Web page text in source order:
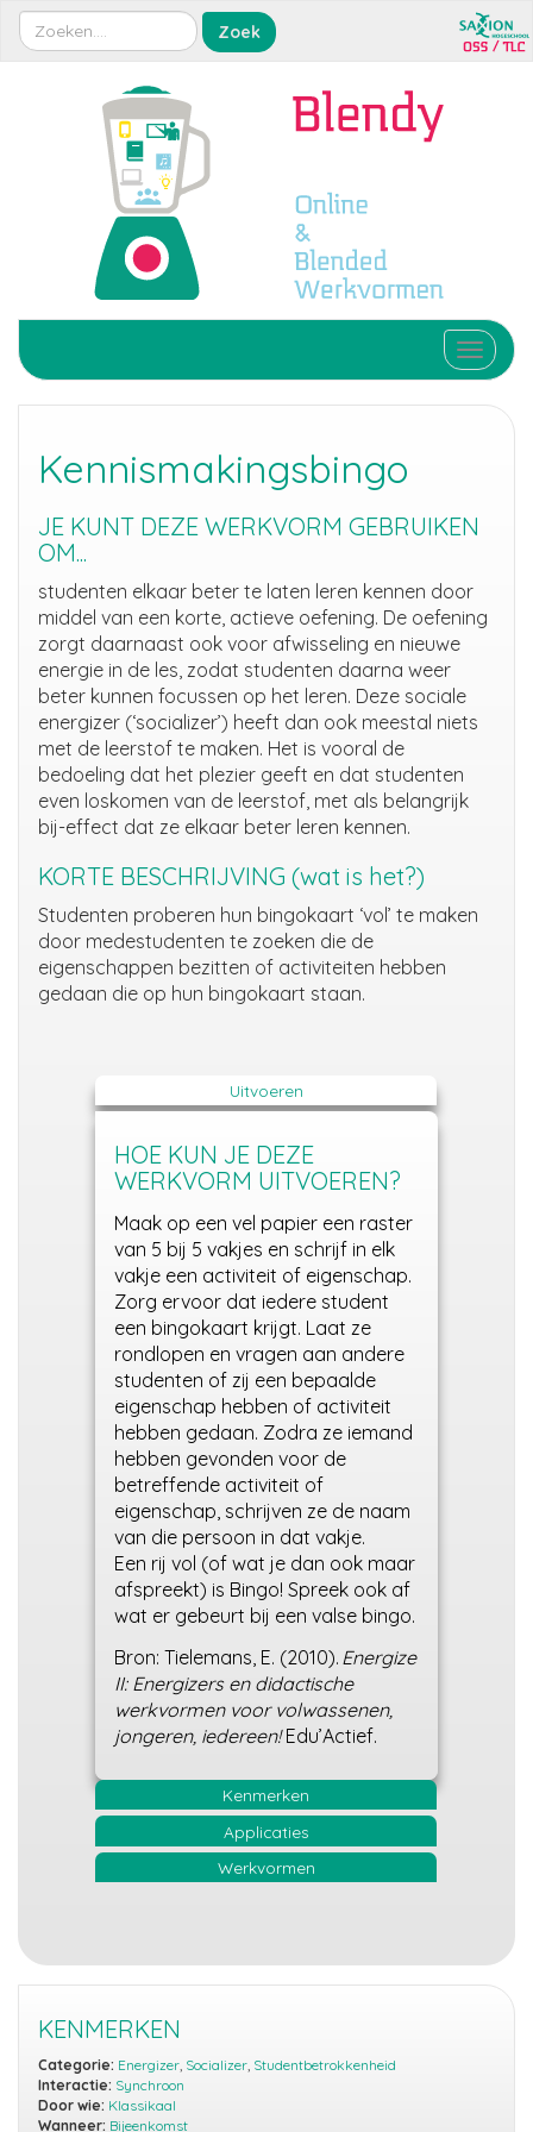
Toggle
Kennismakingsbingo
JE KUNT DEZE WERKVORM GEBRUIKEN
OM...
studenten elkaar beter te laten leren kennen door
middel van een korte, actieve oefening. De oefening
zorgt daarnaast ook voor afwisseling en nieuwe
energie in de les, zodat studenten daarna weer
beter kunnen focussen op het leren. Deze sociale
energizer (‘socializer’) heeft dan ook meestal niets
met de leerstof te maken. Het is vooral de
bedoeling dat het plezier geeft en dat studenten
even loskomen van de leerstof, met als belangrijk
bij-effect dat ze elkaar beter leren kennen.
KORTE BESCHRIJVING (wat is het?)
Studenten proberen hun bingokaart ‘vol’ te maken
door medestudenten te zoeken die de
eigenschappen bezitten of activiteiten hebben
gedaan die op hun bingokaart staan.
Uitvoeren
HOE KUN JE DEZE
WERKVORM UITVOEREN?
Maak op een vel papier een raster
van 5 bij 5 vakjes en schrijf in elk
vakje een activiteit of eigenschap.
Zorg ervoor dat iedere student
een bingokaart krijgt. Laat ze
rondlopen en vragen aan andere
studenten of zij een bepaalde
eigenschap hebben of activiteit
hebben gedaan. Zodra ze iemand
hebben gevonden voor de
betreffende activiteit of
eigenschap, schrijven ze de naam
van die persoon in dat vakje.
Een rij vol (of wat je dan ook maar
afspreekt) is Bingo! Spreek ook af
wat er gebeurt bij een valse bingo.
Bron: Tielemans, E. (2010). Energize
II: Energizers en didactische
werkvormen voor volwassenen,
jongeren, iedereen!Edu’Actief.
Kenmerken
Applicaties
Werkvormen
KENMERKEN
Categorie: Energizer, Socializer, Studentbetrokkenheid
Interactie: Synchroon
Door wie: Klassikaal
Wanneer: Bijeenkomst